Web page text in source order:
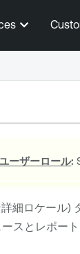
に移動する
ーザーロール:
細ロケール)
スとレポー